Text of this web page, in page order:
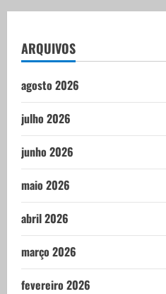
ARQUIVOS
agosto 2026
julho 2026
junho 2026
maio 2026
abril 2026
março 2026
fevereiro 2026